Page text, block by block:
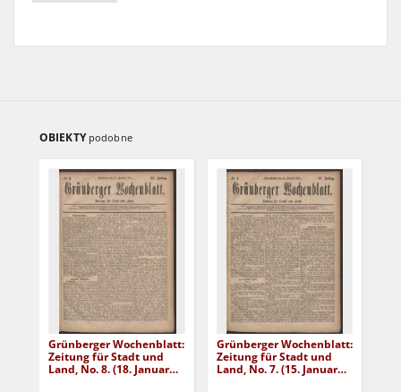
OBIEKTY podobne
Grünberger Wochenblatt:
Zeitung für Stadt und
Land, No. 8. (18. Januar
Grünberger Wochenblatt:
Zeitung für Stadt und
Land, No. 7. (15. Januar